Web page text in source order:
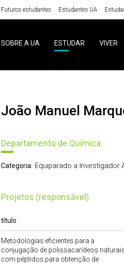
Futuros estudantes Estudantes UA
SOBRE A UA ESTUDAR VIVER
João Manuel
Departamento de Química
Categoria: Equiparado a Investigador
Projetos (responsável)
título
Metodologias eficientes para a
conjugação de polissacarídeos naturais
com péptidos para obtenção de